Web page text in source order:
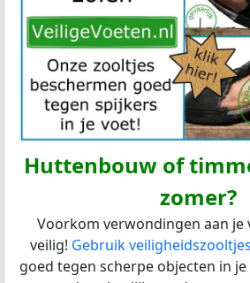
Huttenbouw of
zomer?
Voorkom verwondingen aan je
veilig! Gebruik veiligheidszooltjes
goed tegen scherpe objecten in